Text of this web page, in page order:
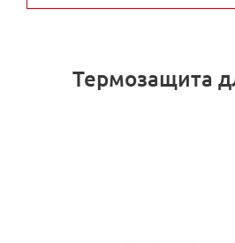
Термозащита